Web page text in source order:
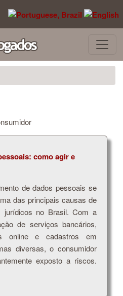
como agir e
de dados pessoais se
das principais causas de
jurídicos no Brasil. Com a
de serviços bancários,
online e cadastros em
diversas, o consumidor
exposto a riscos.